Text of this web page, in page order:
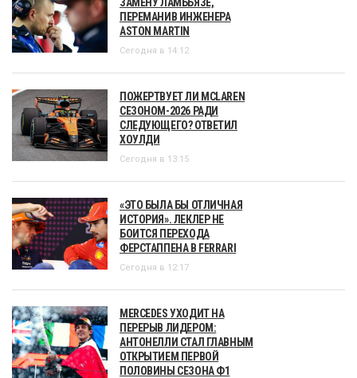
ПЕРЕМАНИВ ИНЖЕНЕРА
ASTON MARTIN
Сегодня в 14:12
ПОЖЕРТВУЕТ ЛИ MCLAREN
СЕЗОНОМ-2026 РАДИ
СЛЕДУЮЩЕГО? ОТВЕТИЛ
ХОУЛДИ
Сегодня в 13:15
«ЭТО БЫЛА БЫ ОТЛИЧНАЯ
ИСТОРИЯ». ЛЕКЛЕР НЕ
БОИТСЯ ПЕРЕХОДА
ФЕРСТАППЕНА В FERRARI
Сегодня в 12:17
MERCEDES УХОДИТ НА
ПЕРЕРЫВ ЛИДЕРОМ:
АНТОНЕЛЛИ СТАЛ ГЛАВНЫМ
ОТКРЫТИЕМ ПЕРВОЙ
ПОЛОВИНЫ СЕЗОНА Ф1